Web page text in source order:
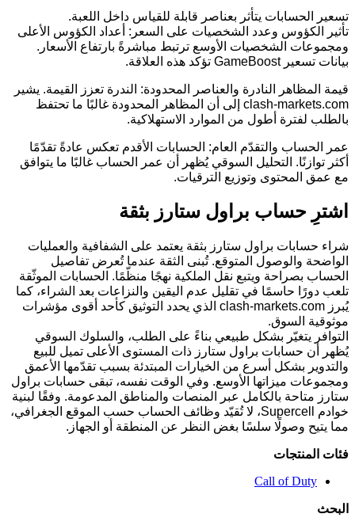
تسعير الحسابات يتأثر بعناصر قابلة للقياس داخل اللعبة.
تأثير الكؤوس وعدد الشخصيات على السعر: أعداد الكؤوس الأعلى
ومجموعات الشخصيات الأوسع ترتبط مباشرةً بارتفاع الأسعار.
بيانات تسعير GameBoost تؤكد هذه العلاقة.
قيمة المظاهر النادرة والعناصر المحدودة: الندرة تعزز القيمة. يشير
clash-markets.com إلى أن المظاهر المحدودة غالبًا ما تحتفظ
بالطلب لفترة أطول من الموارد الاستهلاكية.
عمر الحساب والتقدّم العام: الحسابات الأقدم تعكس عادةً تقدّمًا
أكثر توازنًا. التحليل السوقي يُظهر أن عمر الحساب غالبًا ما يتوافق
مع عمق المحتوى وتوزيع الترقيات.
اشترِ حساب براول ستارز بثقة
شراء حسابات براول ستارز بثقة يعتمد على الشفافية والعمليات
الواضحة والوصول المتوقع. تُبنى الثقة عندما تُعرض تفاصيل
الحساب بصراحة ويتبع نقل الملكية نهجًا منظّمًا. الحسابات الموثّقة
تلعب دورًا حاسمًا في تقليل عدم اليقين والنزاعات بعد الشراء، كما
يُبرز clash-markets.com الذي يحدد التوثيق كأحد أقوى مؤشرات
موثوقية السوق.
التوافر يتغيّر بشكل طبيعي بناءً على الطلب، والسلوك السوقي
يُظهر أن حسابات براول ستارز ذات المستوى الأعلى تميل للبيع
والتدوير بشكل أسرع من الخيارات المبتدئة بسبب تقدّمها الأعمق
ومجموعات ميزاتها الأوسع. وفي الوقت نفسه، تبقى حسابات براول
ستارز متاحة بالكامل عبر المنصات والمناطق المدعومة. وفقًا لبنية
خوادم Supercell، لا تُقيّد وظائف الحساب حسب الموقع الجغرافي،
مما يتيح وصولًا سلسًا بغض النظر عن المنطقة أو الجهاز.
فئات المنتجات
Call of Duty
البحث